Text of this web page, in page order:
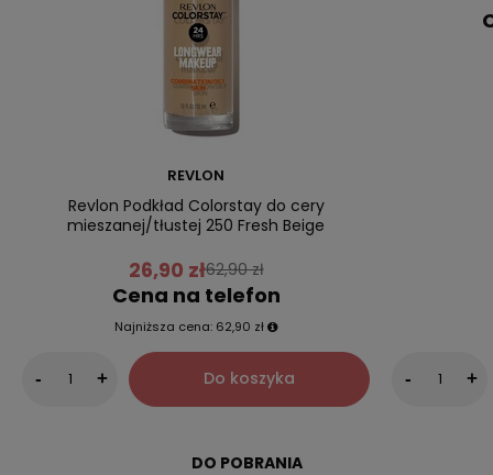
REVLON
Revlon Podkład Colorstay do cery
mieszanej/tłustej 250 Fresh Beige
26,90 zł62,90 zł
Cena na telefon
Najniższa cena: 62,90 zł
- + Do koszyka - +
DO POBRANIA